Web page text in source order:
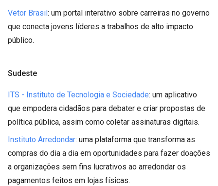
Vetor Brasil: um portal interativo sobre carreiras no governo
que conecta jovens líderes a trabalhos de alto impacto
público.
Sudeste
ITS - Instituto de Tecnologia e Sociedade: um aplicativo
que empodera cidadãos para debater e criar propostas de
política pública, assim como coletar assinaturas digitais.
Instituto Arredondar: uma plataforma que transforma as
compras do dia a dia em oportunidades para fazer doações
a organizações sem fins lucrativos ao arredondar os
pagamentos feitos em lojas físicas.